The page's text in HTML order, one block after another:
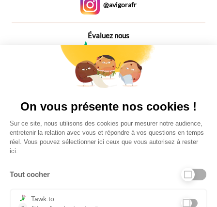
@avigorafr
Évaluez nous
Plus de 650 Avis
On vous présente nos cookies !
Sur ce site, nous utilisons des cookies pour mesurer notre audience,
entretenir la relation avec vous et répondre à vos questions en temps
réel. Vous pouvez sélectionner ici ceux que vous autorisez à rester
ici.
Tout cocher
Tawk.to